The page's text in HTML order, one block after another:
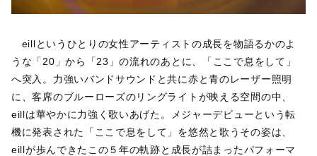
eillというひとりの女性アーティストの成長を物語るかのよ
うな「20」から「23」の流れのあとに、「ここで息をして」
へ突入。力強いバンドサウンドと共に赤と青のレーザー照明
に、客席のブルーローズのリングライトが映える空間の中、
eillは華やかに力強く歌いあげた。メジャーデビューという転
機に発表された「ここで息をして」を悠然と歌うその姿は、
eillが歩んできたこの５年の軌跡と成長が詰まったパフォーマ